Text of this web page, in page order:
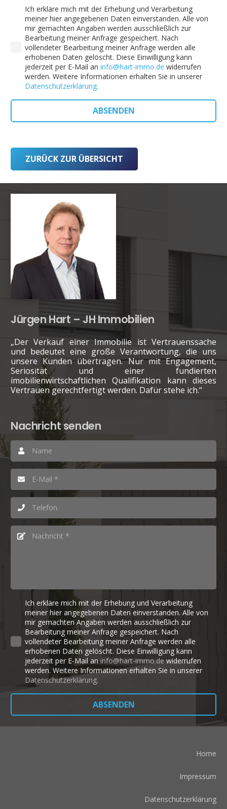
Ich erkläre mich mit der Erhebung und Verarbeitung
meiner hier angegebenen Daten einverstanden. Alle von
mir gemachten Angaben werden ausschließlich zur
Bearbeitung meiner Anfrage gespeichert. Nach
vollendeter Bearbeitung meiner Anfrage werden alle
erhobenen Daten gelöscht. Diese Einwilligung kann
jederzeit per E-Mail an info@hart-immo.de widerrufen
werden. Weitere Informationen erhalten Sie in unserer
Datenschutzerklärung.
ABSENDEN
ZURÜCK ZUR ÜBERSICHT
Jürgen Hart – JH Immobilien
„Der Verkauf einer Immobilie ist Vertrauenssache
und bedeutet eine große Verantwortung, die uns
unsere Kunden übertragen. Nur mit Engagement,
Seriosität und einer fundierten
imobilienwirtschaftlichen Qualifikation kann dieses
Vertrauen gerechtfertigt werden. Dafür stehe ich.“
Nachricht senden
Ich erkläre mich mit der Erhebung und Verarbeitung
meiner hier angegebenen Daten einverstanden. Alle von
mir gemachten Angaben werden ausschließlich zur
Bearbeitung meiner Anfrage gespeichert. Nach
vollendeter Bearbeitung meiner Anfrage werden alle
erhobenen Daten gelöscht. Diese Einwilligung kann
jederzeit per E-Mail an info@hart-immo.de widerrufen
werden. Weitere Informationen erhalten Sie in unserer
Datenschutzerklärung.
ABSENDEN
Home
Impressum
Datenschutzerklärung